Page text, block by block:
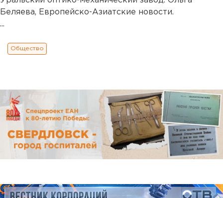
Беляева, Европейско-Азиатские новости.
...
Общество